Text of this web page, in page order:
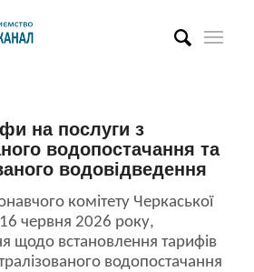
на послуги з
водопостачання та
водовідведення
комітету Черкаської
16 червня 2026 року,
щодо встановлення тарифів
водопостачання